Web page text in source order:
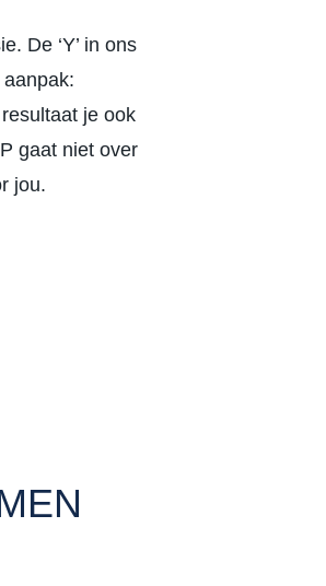
De ‘Y’ in ons
je ook
gaat niet over
jou.